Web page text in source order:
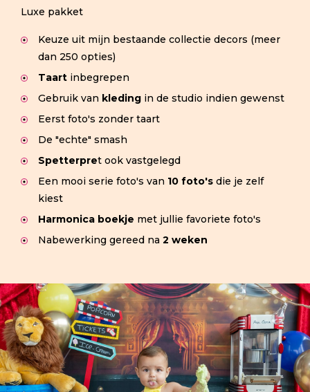
Luxe pakket
Keuze uit mijn bestaande collectie decors (meer
dan 250 opties)
Taart inbegrepen
Gebruik van kleding in de studio indien gewenst
Eerst foto's zonder taart
De "echte" smash
Spetterpret ook vastgelegd
Een mooi serie foto's van 10 foto's die je zelf
kiest
Harmonica boekje met jullie favoriete foto's
Nabewerking gereed na 2 weken